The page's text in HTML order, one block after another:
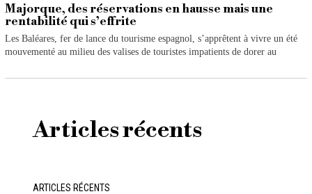
Majorque, des réservations en hausse mais une
rentabilité qui s’effrite
Les Baléares, fer de lance du tourisme espagnol, s’apprêtent à vivre un été
mouvementé au milieu des valises de touristes impatients de dorer au
Articles récents
ARTICLES RÉCENTS